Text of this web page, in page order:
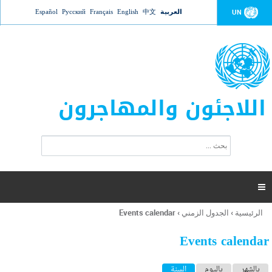
Jump to navigation UN العربية 中文
English
Français
Русский
Español
اللاجئون والمهاجرون
ت
ر
ل
ح
ب

أنت
هنا
الرئيسية › الجدول الزمني ›
Events calendar
Events calendar